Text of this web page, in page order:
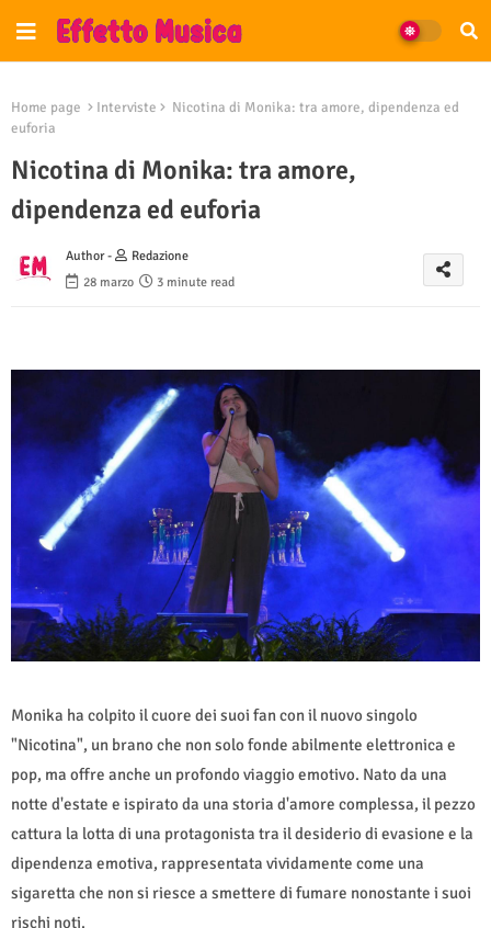
Home page Interviste
Nicotina di Monika: tra amore, dipendenza ed
euforia
Nicotina di Monika: tra amore,
dipendenza ed euforia
Author -
Redazione
28 marzo
3 minute read
Monika ha colpito il cuore dei suoi fan con il nuovo singolo
"Nicotina", un brano che non solo fonde abilmente elettronica e
pop, ma offre anche un profondo viaggio emotivo. Nato da una
notte d'estate e ispirato da una storia d'amore complessa, il pezzo
cattura la lotta di una protagonista tra il desiderio di evasione e la
dipendenza emotiva, rappresentata vividamente come una
sigaretta che non si riesce a smettere di fumare nonostante i suoi
rischi noti.